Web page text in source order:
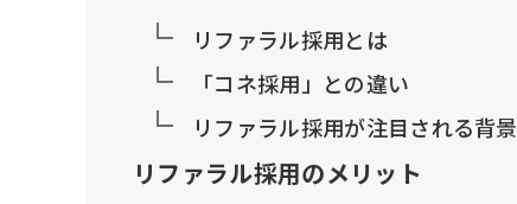
リファラル採用とは
「コネ採用」との違い
リファラル採用が注目される背景
リファラル採用のメリット